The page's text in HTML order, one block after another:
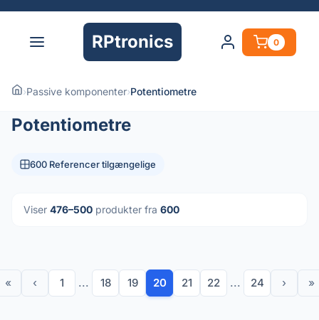
RPtronics 0
›Passive komponenter›Potentiometre
Potentiometre
600 Referencer tilgængelige
Viser 476–500 produkter fra 600
« ‹ 1 ... 18 19 20 21 22 ... 24 › »